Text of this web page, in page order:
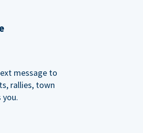
message to
rallies, town